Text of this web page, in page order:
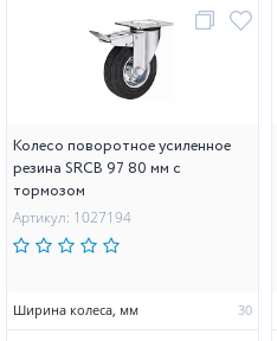
Колесо поворотное усиленное
резина SRCB 97 80 мм с
тормозом
Артикул: 1027194
Ширина колеса, мм 30